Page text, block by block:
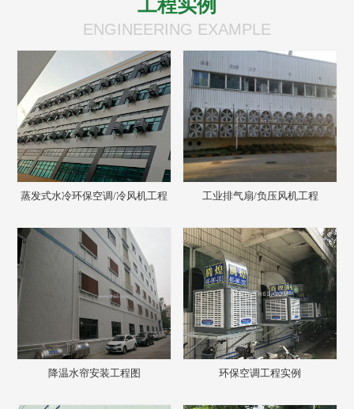
工程实例
ENGINEERING EXAMPLE
蒸发式水冷环保空调/冷风机工程 工业排气扇/负压风机工程
降温水帘安装工程图 环保空调工程实例